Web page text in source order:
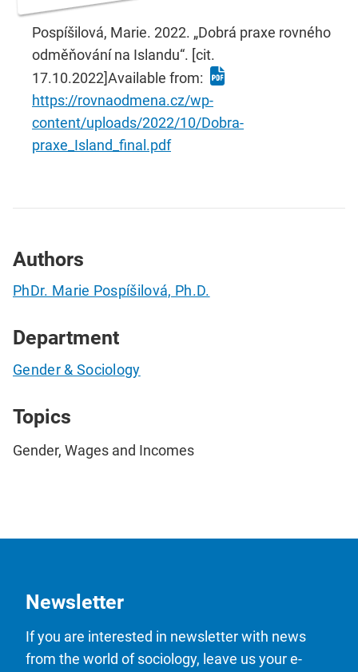
Pospíšilová, Marie. 2022. „Dobrá praxe rovného
odměňování na Islandu“. [cit.
17.10.2022]Available from:
https://rovnaodmena.cz/wp-
content/uploads/2022/10/Dobra-
praxe_Island_final.pdf
Authors
PhDr. Marie Pospíšilová, Ph.D.
Department
Gender & Sociology
Topics
Gender, Wages and Incomes
Newsletter
If you are interested in newsletter with news
from the world of sociology, leave us your e-